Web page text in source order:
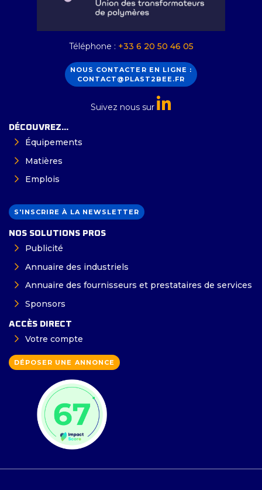
Téléphone : +33 6 20 50 46 05
NOUS CONTACTER EN LIGNE :
CONTACT@PLAST2BEE.FR
Suivez nous sur
DÉCOUVREZ...
Équipements
Matières
Emplois
S'INSCRIRE À LA NEWSLETTER
NOS SOLUTIONS PROS
Publicité
Annuaire des industriels
Annuaire des fournisseurs et prestataires de services
Sponsors
ACCÈS DIRECT
Votre compte
DÉPOSER UNE ANNONCE